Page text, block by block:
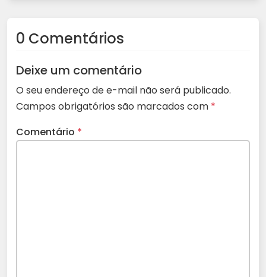
0 Comentários
Deixe um comentário
O seu endereço de e-mail não será publicado.
Campos obrigatórios são marcados com *
Comentário *